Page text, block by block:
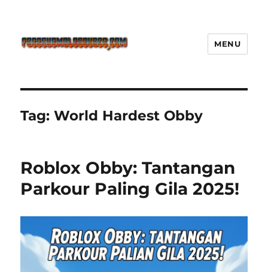
Defense Main Game Ini Pasti
Ketagihan!
MENU
Tag:World Hardest Obby
Roblox Obby: Tantangan
Parkour Paling Gila 2025!